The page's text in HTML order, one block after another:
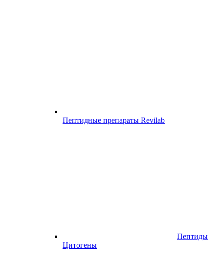
Пептидные препараты Revilab
Пептиды
Цитогены